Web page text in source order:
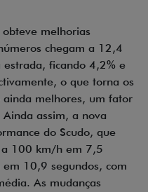
melhorias
chegam a 12,4
ficando 4,2% e
o que torna os
ainda melhores, um fator
assim, a nova
do Scudo, que
a 100 km/h em 7,5
10,9 segundos, com
As mudanças